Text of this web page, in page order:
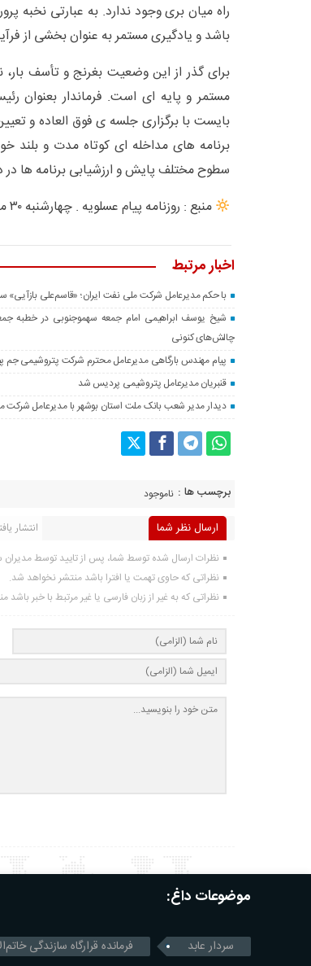
راه میان بری وجود ندارد. به عبارتی نخبه
باشد و یادگیری مستمر به عنوان بخشی از
برای گذر از این وضعیت بغرنج و تأسف بار،
مستمر و پایه ای است. فرماندار
بایست با برگزاری جلسه ی فوق العاده و
برنامه های مداخله ای کوتاه مدت و بلند
سطوح مختلف پایش و ارزشیابی برنامه ها در
منبع : روزنامه پیام عسلویه . چهارشنبه ۳۰ مرداد ۱۳۹۸
اخبار مرتبط
با حکم مدیرعامل شرکت ملی نفت ایران؛ «قاسم‌علی
چالش‌های کنونی
پیام‌ مهندس بارگاهی مدیرعامل محترم شرکت پتروشیمی جم
قنبریان مدیرعامل پتروشیمی پردیس شد
دیدار مدیر شعب بانک ملت استان بوشهر با مدیرعامل شرکت
برچسب ها : ناموجود
ارسال نظر شما انتشار
نظرات ارسال شده توسط شما، پس از تایید توسط
نظراتی که حاوی تهمت یا افترا باشد منتشر نخواهد شد.
نظراتی که به غیر از زبان فارسی یا غیر مرتبط با خبر
موضوعات داغ:
سردار عابد فرمانده قرارگاه سازندگی